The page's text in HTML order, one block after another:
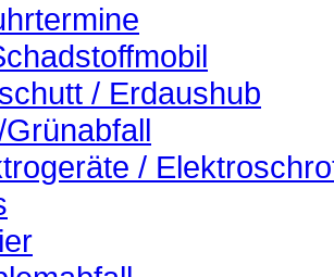
/ Erdaushub
Grünabfall
/